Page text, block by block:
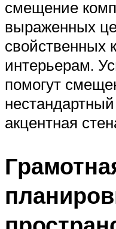
смещение
выраженных
свойственных
интерьерам.
помогут
акцентная